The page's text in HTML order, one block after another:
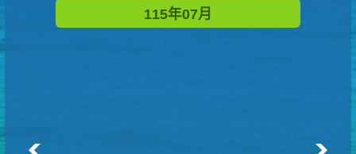
115年07月